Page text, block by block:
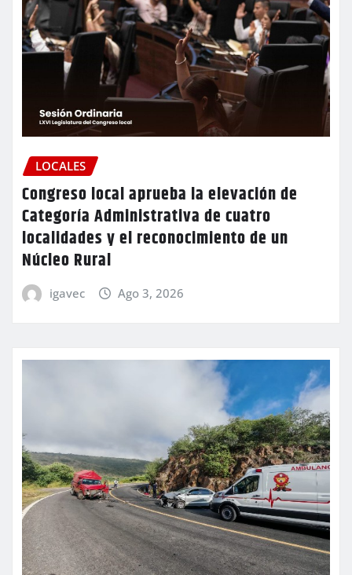
LOCALES
Congreso local aprueba la elevación de
Categoría Administrativa de cuatro
localidades y el reconocimiento de un
Núcleo Rural
igavec Ago 3, 2026